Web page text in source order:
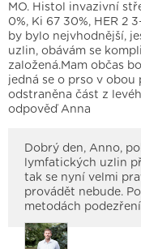
MO. Histol invazivní
0%, Ki 67 30%, HER 2
by bylo nejvhodnější,
uzlin, obávám se
založená.Mam občas
jedná se o prso v obou
odstraněna část z
odpověď Anna
Dobrý den, Anno,
lymfatických uzlin
tak se nyní velmi
provádět nebude.
metodách